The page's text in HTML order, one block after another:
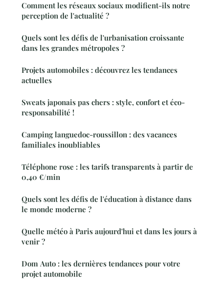
Comment les réseaux sociaux modifient-ils notre
perception de l'actualité ?
Quels sont les défis de l'urbanisation croissante
dans les grandes métropoles ?
Projets automobiles : découvrez les tendances
actuelles
Sweats japonais pas chers : style, confort et éco-
responsabilité !
Camping languedoc-roussillon : des vacances
familiales inoubliables
Téléphone rose : les tarifs transparents à partir de
0,40 €/min
Quels sont les défis de l'éducation à distance dans
le monde moderne ?
Quelle météo à Paris aujourd'hui et dans les jours à
venir ?
Dom Auto : les dernières tendances pour votre
projet automobile